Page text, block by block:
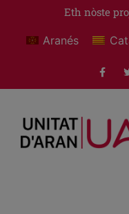
Eth nòste
Aranés